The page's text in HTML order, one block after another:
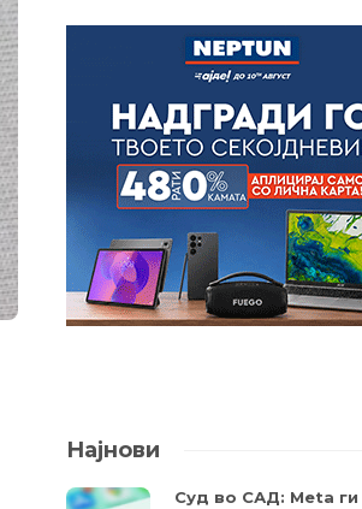
Најнови
Суд во САД: Meta ги